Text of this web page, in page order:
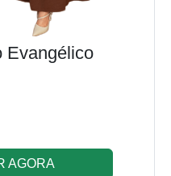
Evangélico
AGORA